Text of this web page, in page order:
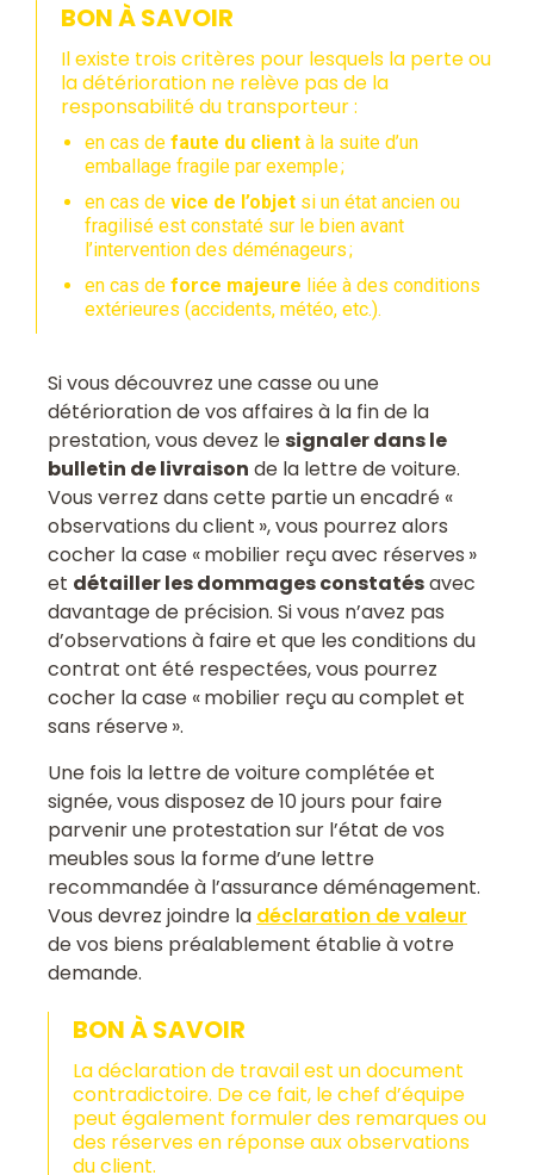
BON À SAVOIR
Il existe trois critères pour lesquels la perte ou
la détérioration ne relève pas de la
responsabilité du transporteur :
en cas de faute du client à la suite d’un
emballage fragile par exemple ;
en cas de vice de l’objet si un état ancien ou
fragilisé est constaté sur le bien avant
l’intervention des déménageurs ;
en cas de force majeure liée à des conditions
extérieures (accidents, météo, etc.).
Si vous découvrez une casse ou une
détérioration de vos affaires à la fin de la
prestation, vous devez le signaler dans le
bulletin de livraison de la lettre de voiture.
Vous verrez dans cette partie un encadré «
observations du client », vous pourrez alors
cocher la case « mobilier reçu avec réserves »
et détailler les dommages constatésavec
davantage de précision. Si vous n’avez pas
d’observations à faire et que les conditions du
contrat ont été respectées, vous pourrez
cocher la case « mobilier reçu au complet et
sans réserve ».
Une fois la lettre de voiture complétée et
signée, vous disposez de 10 jours pour faire
parvenir une protestation sur l’état de vos
meubles sous la forme d’une lettre
recommandée à l’assurance déménagement.
Vous devrez joindre la déclaration de valeur
de vos biens préalablement établie à votre
demande.
BON À SAVOIR
La déclaration de travail est un document
contradictoire. De ce fait, le chef d’équipe
peut également formuler des remarques ou
des réserves en réponse aux observations
du client.